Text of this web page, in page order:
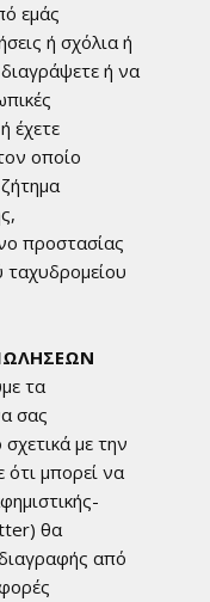
εμάς
ή σχόλια ή
ή να
έχετε
οποίο
προστασίας
ταχυδρομείου
τα
σας
με την
ότι μπορεί να
θα
από